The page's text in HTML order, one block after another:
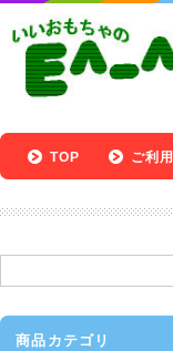
TOP ご利
商品カテゴリ